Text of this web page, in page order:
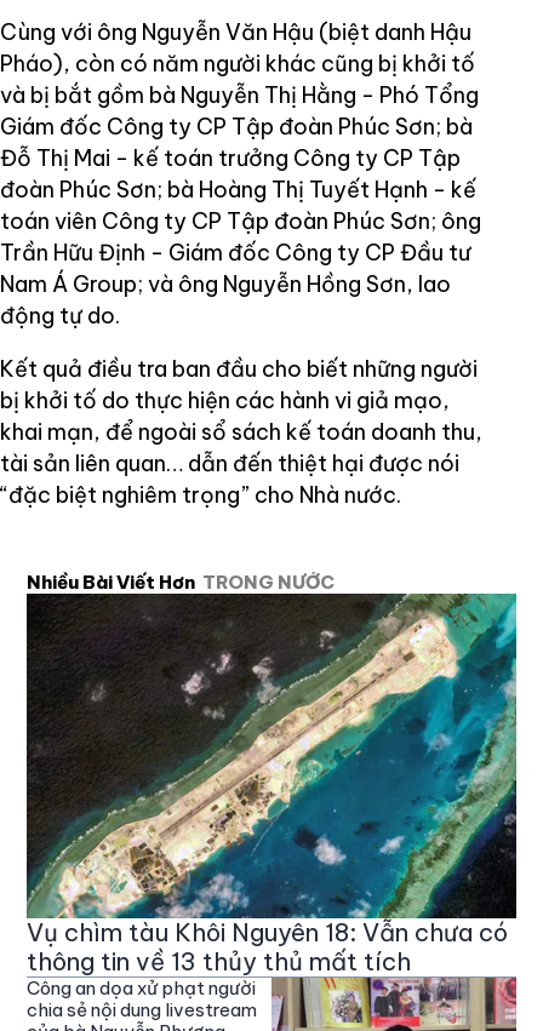
Cùng với ông Nguyễn Văn Hậu (biệt danh Hậu
Pháo), còn có năm người khác cũng bị khởi tố
và bị bắt gồm bà Nguyễn Thị Hằng - Phó Tổng
Giám đốc Công ty CP Tập đoàn Phúc Sơn; bà
Đỗ Thị Mai - kế toán trưởng Công ty CP Tập
đoàn Phúc Sơn; bà Hoàng Thị Tuyết Hạnh - kế
toán viên Công ty CP Tập đoàn Phúc Sơn; ông
Trần Hữu Định - Giám đốc Công ty CP Đầu tư
Nam Á Group; và ông Nguyễn Hồng Sơn, lao
động tự do.
Kết quả điều tra ban đầu cho biết những người
bị khởi tố do thực hiện các hành vi giả mạo,
khai mạn, để ngoài sổ sách kế toán doanh thu,
tài sản liên quan… dẫn đến thiệt hại được nói
“đặc biệt nghiêm trọng” cho Nhà nước.
Nhiều Bài Viết Hơn TRONG NƯỚC
Vụ chìm tàu Khôi Nguyên 18: Vẫn chưa có
thông tin về 13 thủy thủ mất tích
Công an dọa xử phạt người
chia sẻ nội dung livestream